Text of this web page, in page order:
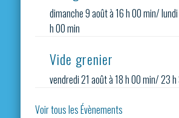
dimanche 9 août à 16 h 00 min/
h 00 min
Vide grenier
vendredi 21 août à 18 h 00 min/23 h
Voir tous les Évènements